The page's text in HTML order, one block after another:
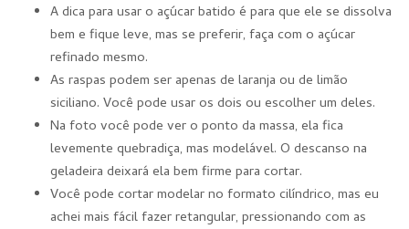
A dica para usar o açúcar batido é para que ele se dissolva
bem e fique leve, mas se preferir, faça com o açúcar
refinado mesmo.
As raspas podem ser apenas de laranja ou de limão
siciliano. Você pode usar os dois ou escolher um deles.
Na foto você pode ver o ponto da massa, ela fica
levemente quebradiça, mas modelável. O descanso na
geladeira deixará ela bem firme para cortar.
Você pode cortar modelar no formato cilíndrico, mas eu
achei mais fácil fazer retangular, pressionando com as